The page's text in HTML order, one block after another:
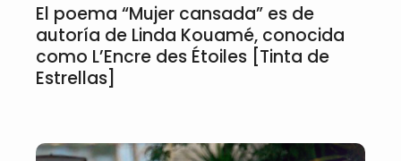
El poema “Mujer cansada” es de
autoría de Linda Kouamé, conocida
como L’Encre des Étoiles [Tinta de
Estrellas]